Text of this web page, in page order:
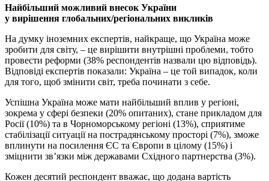
Найбільший можливий внесок України
у вирішення глобальних/регіональних викликів
На думку іноземних експертів, найкраще, що Україна може
зробити для світу, – це вирішити внутрішні проблеми, тобто
провести реформи (38% респондентів назвали цю відповідь).
Відповіді експертів показали: Україна – це той випадок, коли
для того, щоб змінити світ, треба починати з себе.
Успішна Україна може мати найбільший вплив у регіоні,
зокрема у сфері безпеки (20% опитаних), стане прикладом для
Росії (10%) та в Чорноморському регіоні (13%), сприятиме
стабілізації ситуації на пострадянському просторі (7%), зможе
вплинути на посилення ЄС та Європи в цілому (15%) і
зміцнити зв’язки між державами Східного партнерства (3%).
Кожен десятий респондент вважає, що додана вартість